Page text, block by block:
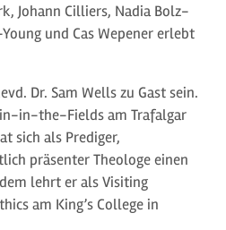
Johann Cilliers, Nadia Bolz-
und Cas Wepener erlebt
Dr. Sam Wells zu Gast sein.
in-the-Fields am Trafalgar
sich als Prediger,
präsenter Theologe einen
lehrt er als Visiting
am King’s College in